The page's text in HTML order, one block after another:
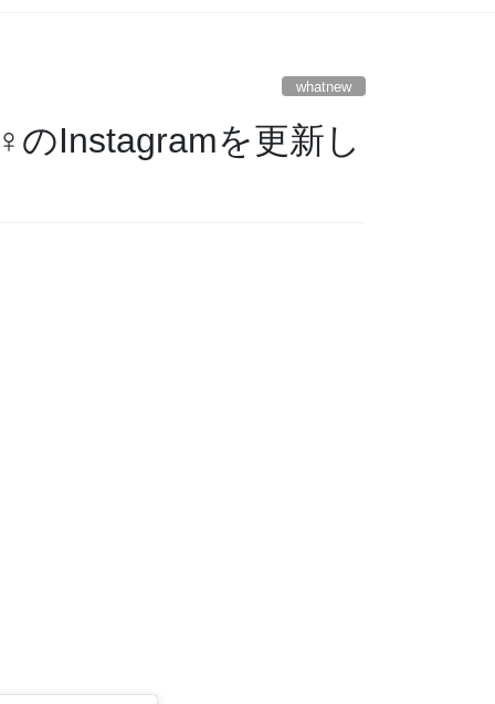
whatnew
Instagramを更新し